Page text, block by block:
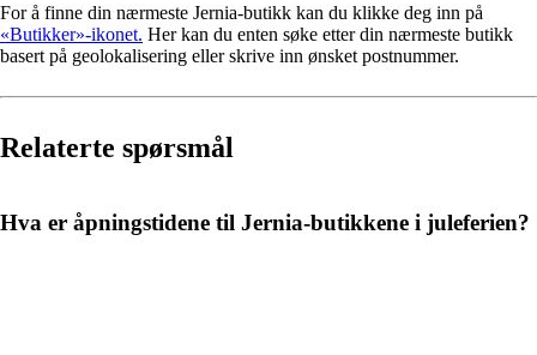
For å finne din nærmeste Jernia-butikk kan du klikke deg inn på
«Butikker»-ikonet. Her kan du enten søke etter din nærmeste butikk
basert på geolokalisering eller skrive inn ønsket postnummer.
Relaterte spørsmål
Hva er åpningstidene til Jernia-butikkene i juleferien?